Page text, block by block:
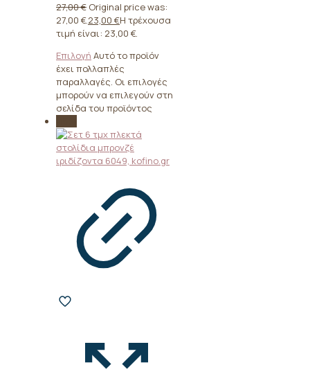
27,00€ Original price was:
27,00 €.23,00 €Η τρέχουσα
τιμή είναι: 23,00 €.
Επιλογή Αυτό το προϊόν
έχει πολλαπλές
παραλλαγές. Οι επιλογές
μπορούν να επιλεγούν στη
σελίδα του προϊόντος